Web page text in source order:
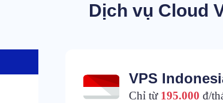
Dịch vụ Cloud
VPS
Chỉ từ 195.000 đ/